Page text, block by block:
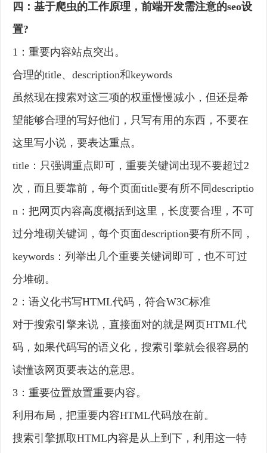
四：基于爬虫的工作原理，前端开发需注意的seo设
置?
1：重要内容站点突出。
合理的title、description和keywords
虽然现在搜索对这三项的权重慢慢减小，但还是希
望能够合理的写好他们，只写有用的东西，不要在
这里写小说，要表达重点。
title：只强调重点即可，重要关键词出现不要超过2
次，而且要靠前，每个页面title要有所不同descriptio
n：把网页内容高度概括到这里，长度要合理，不可
过分堆砌关键词，每个页面description要有所不同，
keywords：列举出几个重要关键词即可，也不可过
分堆砌。
2：语义化书写HTML代码，符合W3C标准
对于搜索引擎来说，直接面对的就是网页HTML代
码，如果代码写的语义化，搜索引擎就会很容易的
读懂该网页要表达的意思。
3：重要位置放置重要内容。
利用布局，把重要内容HTML代码放在前。
搜索引擎抓取HTML内容是从上到下，利用这一特